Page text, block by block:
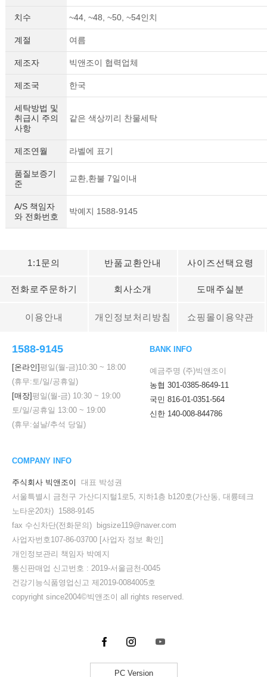
치수 ~44, ~48, ~50, ~54인치
계절 여름
제조자 빅앤조이 협력업체
제조국 한국
세탁방법 및
취급시 주의
사항
같은 색상끼리 찬물세탁
제조연월 라벨에 표기
품질보증기
준
교환,환불 7일이내
A/S 책임자
와 전화번호
박예지 1588-9145
1:1문의 반품교환안내 사이즈선택요령
전화로주문하기 회사소개 도매주실분
이용안내 개인정보처리방침 쇼핑몰이용약관
1588-9145
[온라인] 평일(월-금)10:30 ~ 18:00
(휴무:토/일/공휴일)
[매장] 평일(월-금) 10:30 ~ 19:00
토/일/공휴일 13:00 ~ 19:00
(휴무:설날/추석 당일)
BANK INFO
예금주명 (주)빅앤조이
농협 301-0385-8649-11
국민 816-01-0351-564
신한 140-008-844786
COMPANY INFO
주식회사 빅앤조이
대표 박성권
서울특별시 금천구 가산디지털1로5, 지하1층 b120호(가산동, 대륭테크
노타운20차) 1588-9145
fax 수신차단(전화문의) bigsize119@naver.com
사업자번호107-86-03700 [사업자 정보 확인]
개인정보관리 책임자 박예지
통신판매업 신고번호 : 2019-서울금천-0045
건강기능식품영업신고 제2019-0084005호
copyright since2004©빅앤조이 all rights reserved.
PC Version